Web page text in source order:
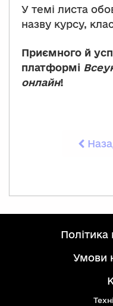
У темі листа
назву курсу,
Приємного й
платформі
онлайн!
умови